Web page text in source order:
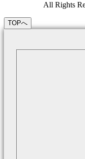
All Rights
TOPへ